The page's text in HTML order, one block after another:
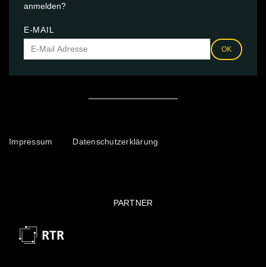
anmelden?
E-MAIL
OK
Impressum Datenschutzerklärung
PARTNER